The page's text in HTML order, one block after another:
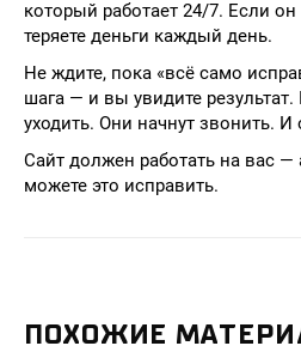
который работает 24/7. Если
теряете деньги каждый день.
Не ждите, пока «всё само
шага — и вы увидите
уходить. Они начнут звонить.
Сайт должен работать на вас
можете это исправить.
ПОХОЖИЕ